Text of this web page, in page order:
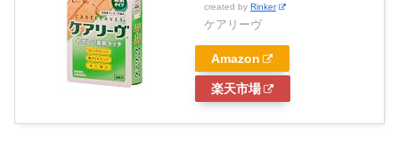
created by Rinker
ケアリーヴ
Amazon
楽天市場